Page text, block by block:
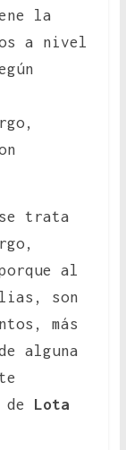
la
a nivel
trata
al
son
más
alguna
de Lota